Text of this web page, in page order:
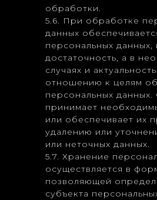
обработки.
5.6. При обработке
данных
персональных данных,
достаточность, а в
случаях и
отношению к целям
персональных
принимает
или обеспечивает их
удалению или
или неточных данных.
5.7. Хранение
осуществляется в
позволяющей
субъекта